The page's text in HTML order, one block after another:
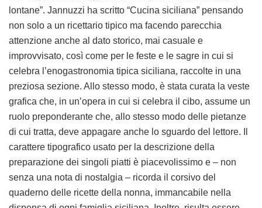
lontane”. Jannuzzi ha scritto “Cucina siciliana” pensando
non solo a un ricettario tipico ma facendo parecchia
attenzione anche al dato storico, mai casuale e
improvvisato, così come per le feste e le sagre in cui si
celebra l’enogastronomia tipica siciliana, raccolte in una
preziosa sezione. Allo stesso modo, è stata curata la veste
grafica che, in un’opera in cui si celebra il cibo, assume un
ruolo preponderante che, allo stesso modo delle pietanze
di cui tratta, deve appagare anche lo sguardo del lettore. Il
carattere tipografico usato per la descrizione della
preparazione dei singoli piatti è piacevolissimo e – non
senza una nota di nostalgia – ricorda il corsivo del
quaderno delle ricette della nonna, immancabile nella